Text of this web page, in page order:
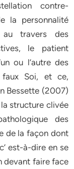
contre-
la personnalité
au travers des
le patient
ou l’autre des
faux Soi, et ce,
Bessette (2007)
structure clivée
des
de la façon dont
est-à-dire en se
devant faire face